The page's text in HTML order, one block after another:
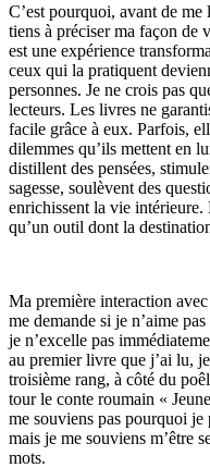
C’est pourquoi, avant de
tiens à préciser ma façon de
est une expérience
ceux qui la pratiquent
personnes. Je ne crois pas
lecteurs. Les livres ne
facile grâce à eux. Parfois,
dilemmes qu’ils mettent en
distillent des pensées,
sagesse, soulèvent des
enrichissent la vie
qu’un outil dont la
Ma première interaction
me demande si je n’aime
je n’excelle pas
au premier livre que j’ai lu,
troisième rang, à côté du
tour le conte roumain «
me souviens pas pourquoi je
mais je me souviens m’être
mots.